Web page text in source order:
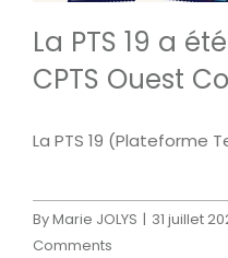
La PTS 19 a
CPTS Ouest
La PTS 19 (Plateforme
ByMarie JOLYS | 31 juillet
Comments